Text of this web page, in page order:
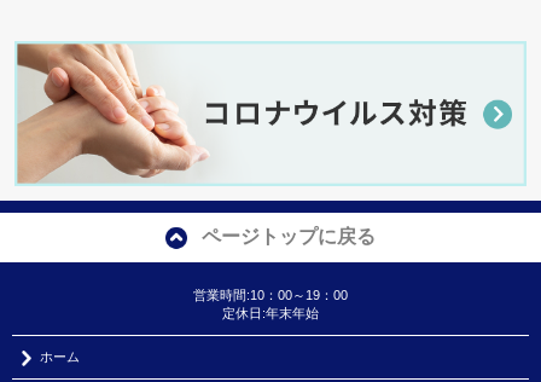
ページトップに戻る
営業時間:10：00～19：00
定休日:年末年始
ホーム